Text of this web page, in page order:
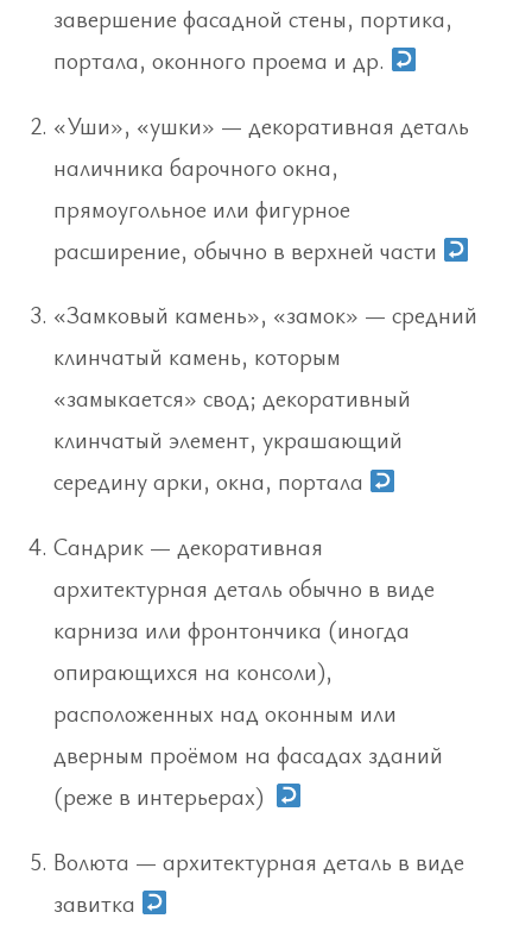
завершение фасадной стены, портика,
портала, оконного проема и др.
«Уши», «ушки» — декоративная деталь
наличника барочного окна,
прямоугольное или фигурное
расширение, обычно в верхней части
«Замковый камень», «замок» — средний
клинчатый камень, которым
«замыкается» свод; декоративный
клинчатый элемент, украшающий
середину арки, окна, портала
Сандрик — декоративная
архитектурная деталь обычно в виде
карниза или фронтончика (иногда
опирающихся на консоли),
расположенных над оконным или
дверным проёмом на фасадах зданий
(реже в интерьерах)
Волюта — архитектурная деталь в виде
завитка